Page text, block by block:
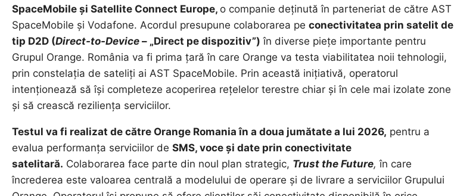
SpaceMobile și Satellite Connect Europe, o companie deținută în parteneriat de către AST
SpaceMobile și Vodafone. Acordul presupune colaborarea pe conectivitatea prin satelit de
tip D2D (Direct-to-Device – „Direct pe dispozitiv”) în diverse piețe importante pentru
Grupul Orange. România va fi prima țară în care Orange va testa viabilitatea noii tehnologii,
prin constelația de sateliți ai AST SpaceMobile. Prin această inițiativă, operatorul
intenționează să își completeze acoperirea rețelelor terestre chiar și în cele mai izolate zone
și să crească reziliența serviciilor.
Testul va fi realizat de către Orange Romania în a doua jumătate a lui 2026, pentru a
evalua performanța serviciilor de SMS, voce și date prin conectivitate
satelitară. Colaborarea face parte din noul plan strategic, Trust the Future,în care
încrederea este valoarea centrală a modelului de operare și de livrare a serviciilor Grupului